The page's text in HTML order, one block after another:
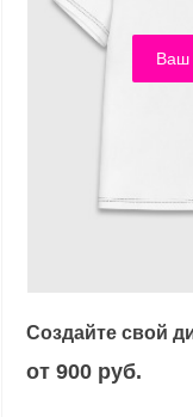
Ваш
Создайте свой
от 900 руб.